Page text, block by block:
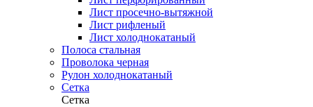
Лист просечно-вытяжной
Лист рифленый
Лист холоднокатаный
Полоса стальная
Проволока черная
Рулон холоднокатаный
Сетка
Сетка